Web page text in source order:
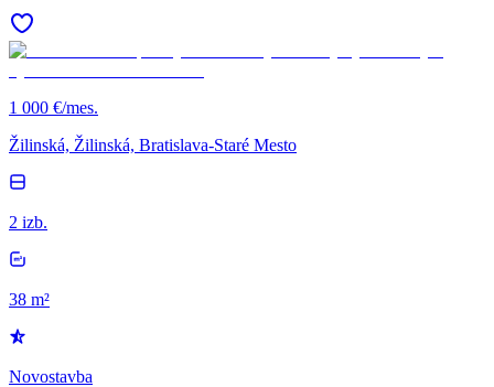
1 000 €/mes.
Žilinská, Žilinská, Bratislava-Staré Mesto
2 izb.
38 m²
Novostavba